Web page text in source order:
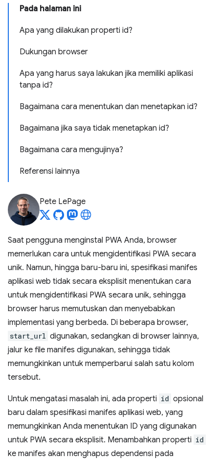
Pada halaman ini
Apa yang dilakukan properti id?
Dukungan browser
Apa yang harus saya lakukan jika memiliki aplikasi
tanpa id?
Bagaimana cara menentukan dan menetapkan id?
Bagaimana jika saya tidak menetapkan id?
Bagaimana cara mengujinya?
Referensi lainnya
Pete LePage
Saat pengguna menginstal PWA Anda, browser
memerlukan cara untuk mengidentifikasi PWA secara
unik. Namun, hingga baru-baru ini, spesifikasi manifes
aplikasi web tidak secara eksplisit menentukan cara
untuk mengidentifikasi PWA secara unik, sehingga
browser harus memutuskan dan menyebabkan
implementasi yang berbeda. Di beberapa browser,
start_url digunakan, sedangkan di browser lainnya,
jalur ke file manifes digunakan, sehingga tidak
memungkinkan untuk memperbarui salah satu kolom
tersebut.
Untuk mengatasi masalah ini, ada properti id opsional
baru dalam spesifikasi manifes aplikasi web, yang
memungkinkan Anda menentukan ID yang digunakan
untuk PWA secara eksplisit. Menambahkan properti id
ke manifes akan menghapus dependensi pada